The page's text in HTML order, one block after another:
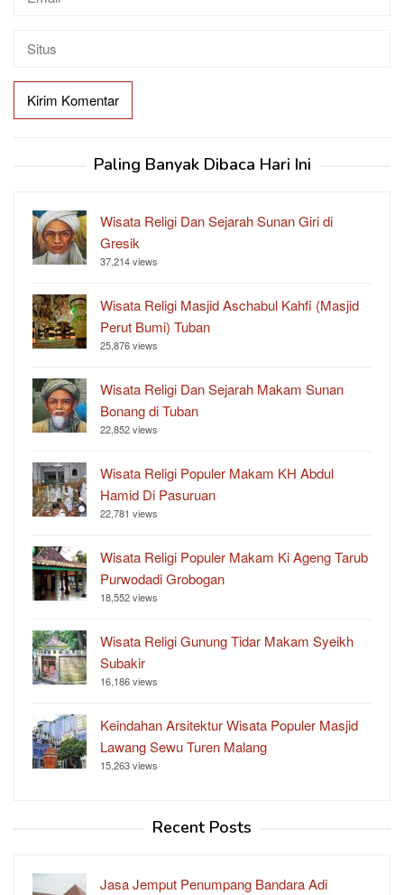
Paling Banyak Dibaca Hari Ini
Wisata Religi Dan Sejarah Sunan Giri di
Gresik
37,214 views
Wisata Religi Masjid Aschabul Kahfi (Masjid
Perut Bumi) Tuban
25,876 views
Wisata Religi Dan Sejarah Makam Sunan
Bonang di Tuban
22,852 views
Wisata Religi Populer Makam KH Abdul
Hamid Di Pasuruan
22,781 views
Wisata Religi Populer Makam Ki Ageng Tarub
Purwodadi Grobogan
18,552 views
Wisata Religi Gunung Tidar Makam Syeikh
Subakir
16,186 views
Keindahan Arsitektur Wisata Populer Masjid
Lawang Sewu Turen Malang
15,263 views
Recent Posts
Jasa Jemput Penumpang Bandara Adi